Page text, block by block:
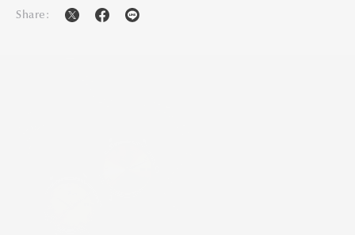
Share: